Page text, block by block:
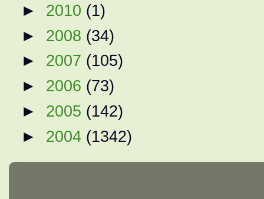
► 2010 (1)
► 2008 (34)
► 2007 (105)
► 2006 (73)
► 2005 (142)
► 2004 (1342)